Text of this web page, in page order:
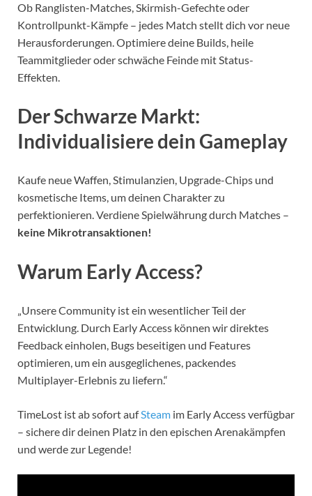
Ob Ranglisten-Matches, Skirmish-Gefechte oder
Kontrollpunkt-Kämpfe – jedes Match stellt dich vor neue
Herausforderungen. Optimiere deine Builds, heile
Teammitglieder oder schwäche Feinde mit Status-
Effekten.
Der Schwarze Markt:
Individualisiere dein Gameplay
Kaufe neue Waffen, Stimulanzien, Upgrade-Chips und
kosmetische Items, um deinen Charakter zu
perfektionieren. Verdiene Spielwährung durch Matches –
keine Mikrotransaktionen!
Warum Early Access?
„Unsere Community ist ein wesentlicher Teil der
Entwicklung. Durch Early Access können wir direktes
Feedback einholen, Bugs beseitigen und Features
optimieren, um ein ausgeglichenes, packendes
Multiplayer-Erlebnis zu liefern.“
TimeLost ist ab sofort aufSteam im Early Access verfügbar
– sichere dir deinen Platz in den epischen Arenakämpfen
und werde zur Legende!